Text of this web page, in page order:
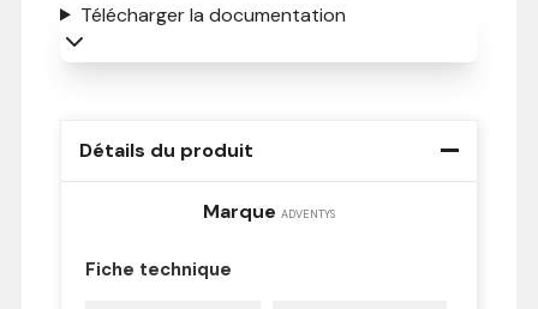
Détails du produit
Marque ADVENTYS
Fiche technique
Télécharger la documentation